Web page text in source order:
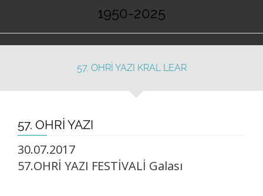
1950-2025
57. OHRİ YAZI KRAL LEAR
57. OHRİ YAZI
30.07.2017
57.OHRİ YAZI FESTİVALİ Galası